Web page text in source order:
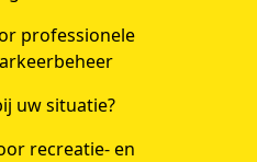
professionele
uw situatie?
recreatie- en